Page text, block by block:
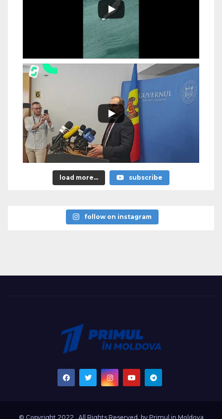
load more... subscribe
follow on instagram
© Copyright 2022 . All Rights Reserved. by Primul in Moldova